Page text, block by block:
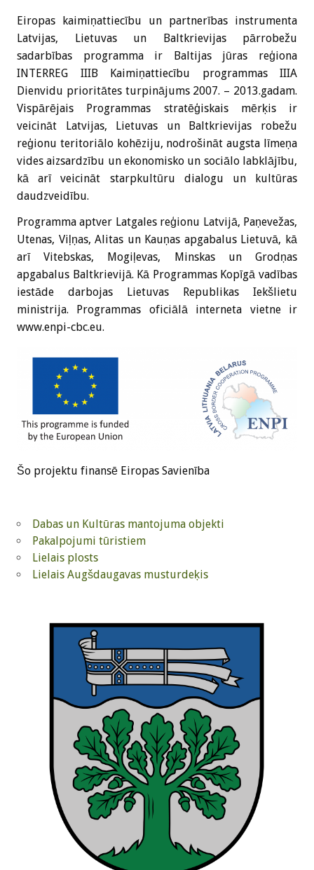
Eiropas kaimiņattiecību un partnerības instrumenta
Latvijas, Lietuvas un Baltkrievijas pārrobežu
sadarbības programma ir Baltijas jūras reģiona
INTERREG IIIB Kaimiņattiecību programmas IIIA
Dienvidu prioritātes turpinājums 2007. – 2013.gadam.
Vispārējais Programmas stratēģiskais mērķis ir
veicināt Latvijas, Lietuvas un Baltkrievijas robežu
reģionu teritoriālo kohēziju, nodrošināt augsta līmeņa
vides aizsardzību un ekonomisko un sociālo labklājību,
kā arī veicināt starpkultūru dialogu un kultūras
daudzveidību.
Programma aptver Latgales reģionu Latvijā, Paņevežas,
Utenas, Viļņas, Alitas un Kauņas apgabalus Lietuvā, kā
arī Vitebskas, Mogiļevas, Minskas un Grodņas
apgabalus Baltkrievijā. Kā Programmas Kopīgā vadības
iestāde darbojas Lietuvas Republikas Iekšlietu
ministrija. Programmas oficiālā interneta vietne ir
www.enpi-cbc.eu.
Šo projektu finansē Eiropas Savienība
Dabas un Kultūras mantojuma objekti
Pakalpojumi tūristiem
Lielais plosts
Lielais Augšdaugavas musturdeķis